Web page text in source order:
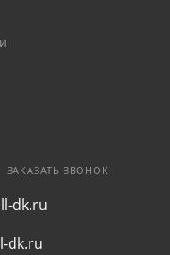
указана
возможна резка
ЗАКАЗАТЬ ЗВОНОК
dk.ru
dk.ru